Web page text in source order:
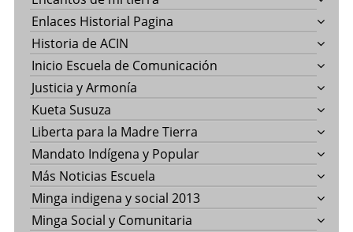
Enlaces Historial Pagina
Historia de ACIN
Inicio Escuela de Comunicación
Justicia y Armonía
Kueta Susuza
Liberta para la Madre Tierra
Mandato Indígena y Popular
Más Noticias Escuela
Minga indigena y social 2013
Minga Social y Comunitaria